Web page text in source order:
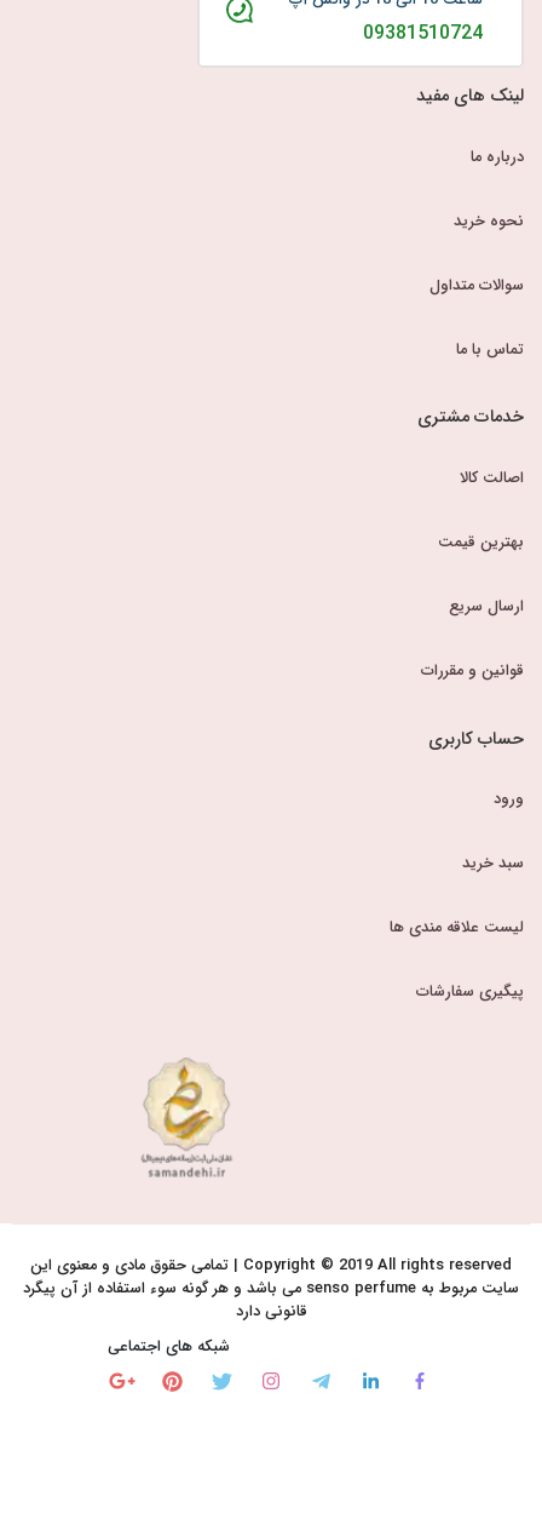
09381510724
لینک های مفید
درباره ما
نحوه خرید
سوالات متداول
تماس با ما
خدمات مشتری
اصالت کالا
بهترین قیمت
ارسال سریع
قوانین و مقررات
حساب کاربری
ورود
سبد خرید
لیست علاقه مندی ها
پیگیری سفارشات
Copyright © 2019 All rights reserved | تمامی حقوق مادی و معنوی این
سایت مربوط به senso perfume می باشد و هر گونه سوء استفاده از آن پیگرد
قانونی دارد
شبکه های اجتماعی